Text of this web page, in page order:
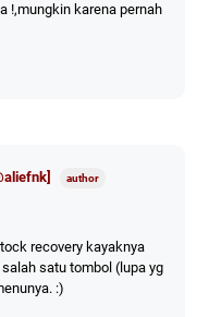
!,mungkin karena pernah
recovery kayaknya
satu tombol (lupa yg
:)